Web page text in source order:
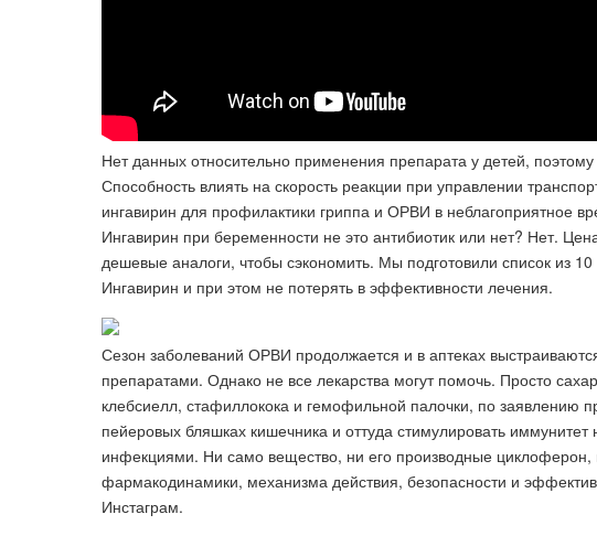
Нет данных относительно применения препарата у детей,
Способность влиять на скорость реакции при управлении
ингавирин для профилактики гриппа и ОРВИ в неблагоприятное
Ингавирин при беременности не это антибиотик или нет? Нет.
дешевые аналоги, чтобы сэкономить. Мы подготовили список из
Ингавирин и при этом не потерять в эффективности лечения.
Сезон заболеваний ОРВИ продолжается и в аптеках
препаратами. Однако не все лекарства могут помочь. Просто
клебсиелл, стафиллокока и гемофильной палочки, по заявлению
пейеровых бляшках кишечника и оттуда стимулировать
инфекциями. Ни само вещество, ни его производные
фармакодинамики, механизма действия, безопасности и
Инстаграм.